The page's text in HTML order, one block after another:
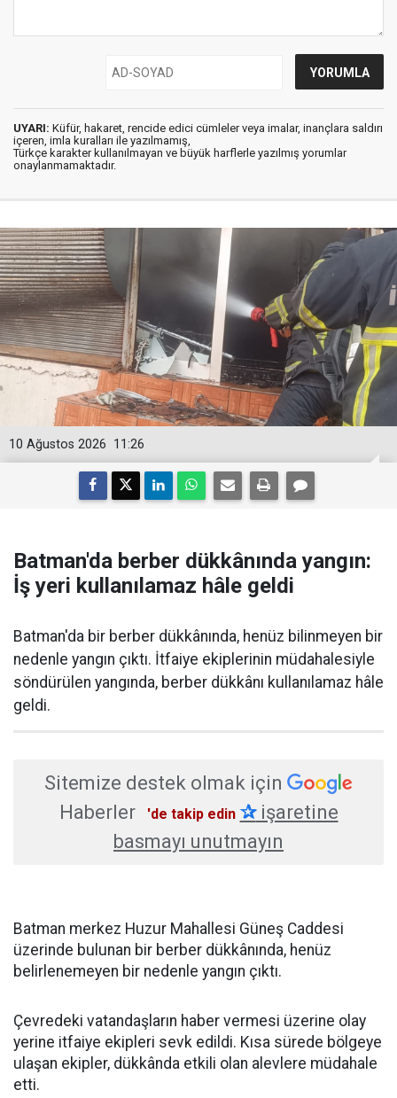
UYARI: Küfür, hakaret, rencide edici cümleler veya imalar, inançlara saldırı
içeren, imla kuralları ile yazılmamış,
Türkçe karakter kullanılmayan ve büyük harflerle yazılmış yorumlar
onaylanmamaktadır.
11:26
10 Ağustos 2026
Batman'da berber dükkânında yangın:
İş yeri kullanılamaz hâle geldi
Batman'da bir berber dükkânında, henüz bilinmeyen bir
nedenle yangın çıktı. İtfaiye ekiplerinin müdahalesiyle
söndürülen yangında, berber dükkânı kullanılamaz hâle
geldi.
Sitemize destek olmak için
Haberler
'de takip edin ✰işaretine
basmayı unutmayın
Batman merkez Huzur Mahallesi Güneş Caddesi
üzerinde bulunan bir berber dükkânında, henüz
belirlenemeyen bir nedenle yangın çıktı.
Çevredeki vatandaşların haber vermesi üzerine olay
yerine itfaiye ekipleri sevk edildi. Kısa sürede bölgeye
ulaşan ekipler, dükkânda etkili olan alevlere müdahale
etti.